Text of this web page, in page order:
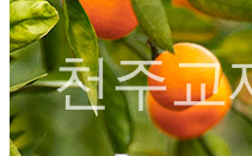
천주교